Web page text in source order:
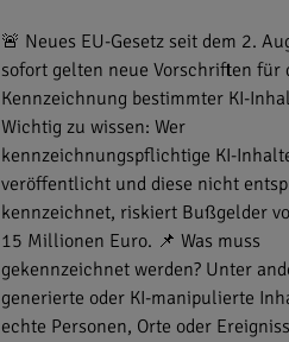
🚨 Neues EU-Gesetz seit dem 2.
sofort gelten neue Vorschriften für
Kennzeichnung bestimmter KI-
Wichtig zu wissen: Wer
kennzeichnungspflichtige KI-
veröffentlicht und diese nicht
kennzeichnet, riskiert Bußgelder
15 Millionen Euro. 📌 Was muss
gekennzeichnet werden? Unter
generierte oder KI-manipulierte
echte Personen, Orte oder